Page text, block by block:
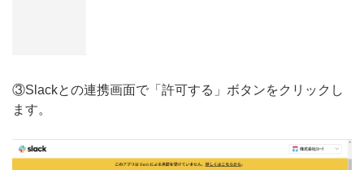
③Slackとの連携画面で「許可する」ボタンをクリックし
ます。